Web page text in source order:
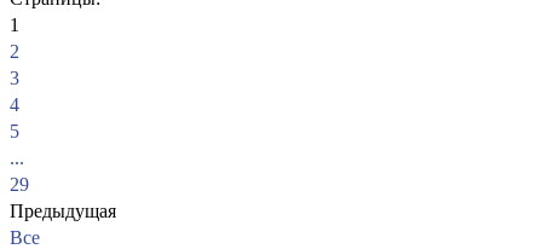
1
2
3
4
5
...
29
Предыдущая
Все